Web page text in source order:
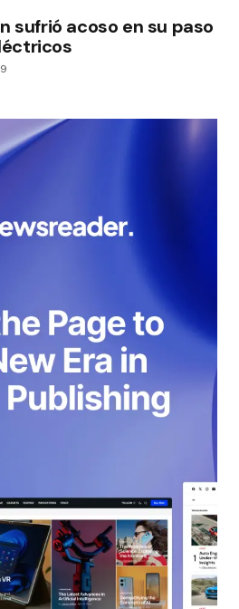
sufrió acoso en su paso